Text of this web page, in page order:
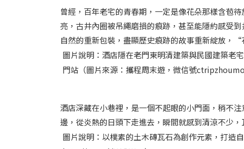
曾經，百年老宅的青春期，一定是像花朵那樣含苞
亮，古井內圈被吊繩磨損的痕跡，甚至能隱約感受
自然的重新包裝，盡顯歷史痕跡的故事重新綻放
圖片說明：酒店隱在老門東明清建築與民國建築老
門站（圖片來源：攜程周末遊，微信號
酒店深藏在小巷裡，是一個不起眼的小門面，稍不
邊，從炎熱的日頭下走進去，瞬間就感到清涼不少
圖片說明：以樸素的土木磚瓦石為創作元素，打造